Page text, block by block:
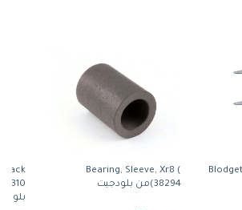
Bearing, Sleeve, Xr8 (
38294)من بلودجيت
Rack